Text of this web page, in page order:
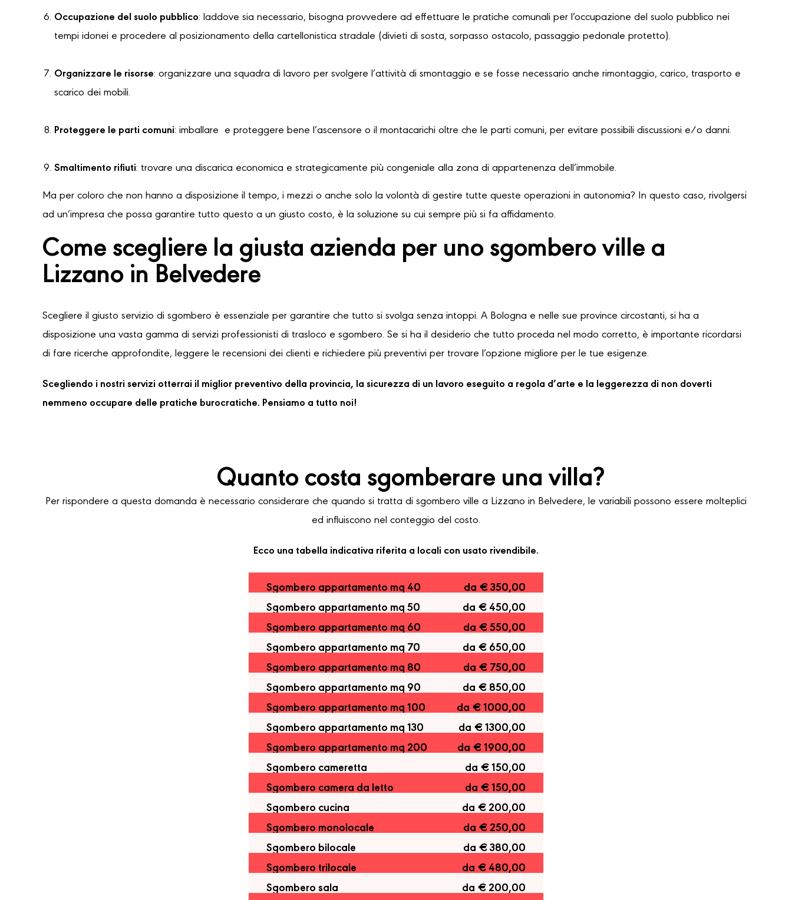
Occupazione del suolo pubblico: laddove sia necessario, bisogna provvedere ad effettuare le pratiche comunali per l’occupazione del suolo pubblico nei
tempi idonei e procedere al posizionamento della cartellonistica stradale (divieti di sosta, sorpasso ostacolo, passaggio pedonale protetto).
Organizzare le risorse: organizzare una squadra di lavoro per svolgere l’attività di smontaggio e se fosse necessario anche rimontaggio, carico, trasporto e
scarico dei mobili.
Proteggere le parti comuni: imballare e proteggere bene l’ascensore o il montacarichi oltre che le parti comuni, per evitare possibili discussioni e/o danni.
Smaltimento rifiuti: trovare una discarica economica e strategicamente più congeniale alla zona di appartenenza dell’immobile.
Ma per coloro che non hanno a disposizione il tempo, i mezzi o anche solo la volontà di gestire tutte queste operazioni in autonomia? In questo caso, rivolgersi
ad un’impresa che possa garantire tutto questo a un giusto costo, è la soluzione su cui sempre più si fa affidamento.
Come scegliere la giusta azienda per uno sgombero ville a
Lizzano in Belvedere
Scegliere il giusto servizio di sgombero è essenziale per garantire che tutto si svolga senza intoppi. A Bologna e nelle sue province circostanti, si ha a
disposizione una vasta gamma di servizi professionisti di trasloco e sgombero. Se si ha il desiderio che tutto proceda nel modo corretto, è importante ricordarsi
di fare ricerche approfondite, leggere le recensioni dei clienti e richiedere più preventivi per trovare l’opzione migliore per le tue esigenze.
Scegliendo i nostri servizi otterrai il miglior preventivo della provincia, la sicurezza di un lavoro eseguito a regola d’arte e la leggerezza di non doverti
nemmeno occupare delle pratiche burocratiche. Pensiamo a tutto noi!
Quanto costa sgomberare una villa?
Per rispondere a questa domanda è necessario considerare che quando si tratta di sgombero ville a Lizzano in Belvedere, le variabili possono essere molteplici
ed influiscono nel conteggio del costo.
Ecco una tabella indicativa riferita a locali con usato rivendibile.
Sgombero appartamento mq 40
da € 350,00
Sgombero appartamento mq 50
da € 450,00
Sgombero appartamento mq 60
da € 550,00
Sgombero appartamento mq 70
da € 650,00
Sgombero appartamento mq 80
da € 750,00
Sgombero appartamento mq 90
da € 850,00
Sgombero appartamento mq 100
da € 1000,00
Sgombero appartamento mq 130
da € 1300,00
Sgombero appartamento mq 200
da € 1900,00
Sgombero cameretta
da € 150,00
Sgombero camera da letto
da € 150,00
Sgombero cucina
da € 200,00
Sgombero monolocale
da € 250,00
Sgombero bilocale
da € 380,00
Sgombero trilocale
da € 480,00
Sgombero sala
da € 200,00